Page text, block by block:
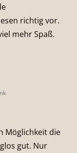
richtig vor.
mehr Spaß.
Möglichkeit die
gut. Nur